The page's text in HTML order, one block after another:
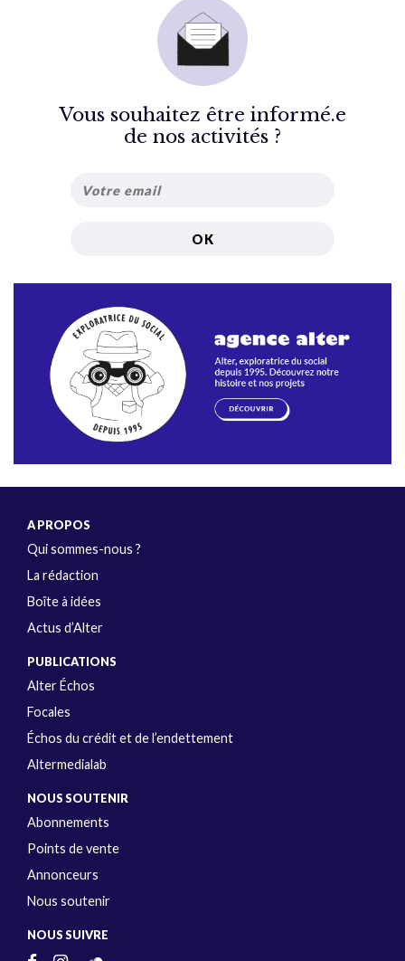
Vous souhaitez être informé.e
de nos activités ?
A PROPOS
Qui sommes-nous ?
La rédaction
Boîte à idées
Actus d’Alter
PUBLICATIONS
Alter Échos
Focales
Échos du crédit et de l’endettement
Altermedialab
NOUS SOUTENIR
Abonnements
Points de vente
Annonceurs
Nous soutenir
NOUS SUIVRE